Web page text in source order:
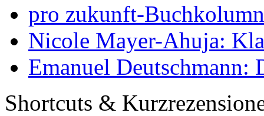
pro zukunft-
Nicole Mayer-Ahuja:
Emanuel Deutschmann:
Shortcuts &